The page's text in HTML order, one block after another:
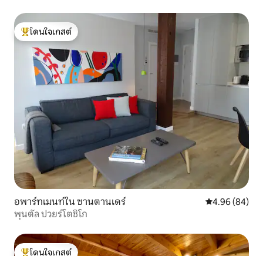
โดนใจเกสต์ที่สุด
โดนใจเกสต์
อพาร์ทเมนท์ใน ซานตานเดร์ คะแนนเฉลี่ย
4.96 (84)
พุนตัล ปวยร์โตชิโก
โดนใจเกสต์